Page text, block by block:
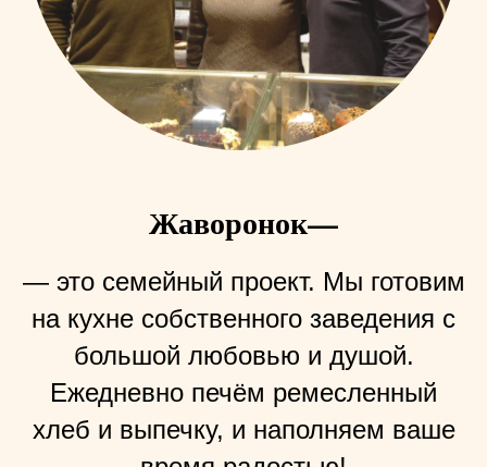
Жаворонок—
— это семейный проект. Мы готовим
на кухне собственного заведения с
большой любовью и душой.
Ежедневно печём ремесленный
хлеб и выпечку, и наполняем ваше